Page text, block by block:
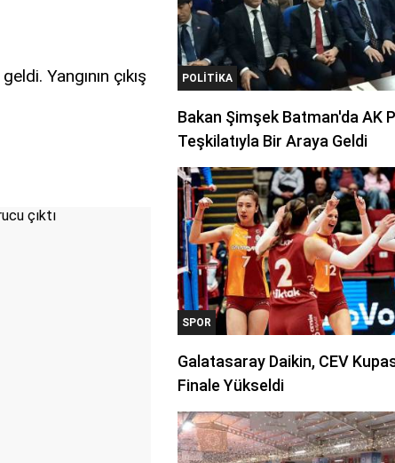
Yangının çıkış
POLITIKA
Bakan Şimşek Batman'da AK
Teşkilatıyla Bir Araya Geldi
SPOR
Galatasaray Daikin, CEV
Finale Yükseldi